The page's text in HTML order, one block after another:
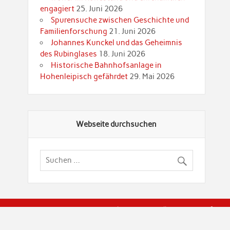
engagiert 25. Juni 2026
Spurensuche zwischen Geschichte und
Familienforschung 21. Juni 2026
Johannes Kunckel und das Geheimnis
des Rubinglases 18. Juni 2026
Historische Bahnhofsanlage in
Hohenleipisch gefährdet 29. Mai 2026
Webseite durchsuchen
© Brandenburgische Genealogische Gesellschaft (BGG)